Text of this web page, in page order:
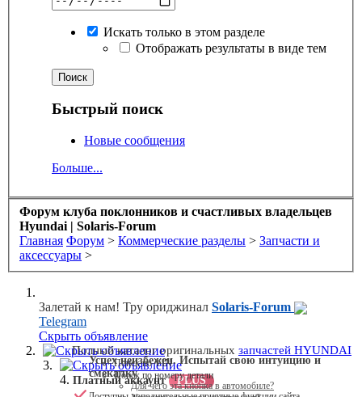
Искать только в этом разделе
Отображать результаты в виде тем
Быстрый поиск
Новые сообщения
Больше...
Форум клуба поклонников и счастливых владельцев
Hyundai | Solaris-Forum
Главная Форум > Коммерческие разделы > Запчасти и
аксессуары >
Залетай к нам! Тру ориджинал Solaris-Forum
Telegram
Скрыть объявление
Полный каталог оригинальных запчастей HYUNDAI
Поиск по VIN
Поиск по номеру детали
Скрыть объявление
Успех неизбежен. Испытай свою интуицию и
смекалку
Для чего эта кнопка в автомобиле?
Скрыть объявление
Платный аккаунт PLUS